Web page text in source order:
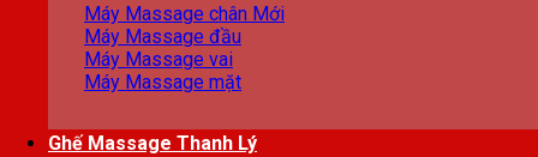
Máy Massage chân
Máy Massage đầu
Máy Massage vai
Máy Massage mặt
Ghế Massage Thanh Lý